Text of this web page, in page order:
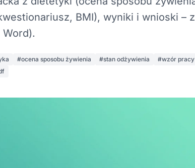
BMI), wyniki i wnioski –
#ocena sposobu żywienia #stan odżywienia
#wzór